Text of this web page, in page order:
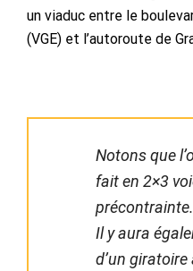
un viaduc entre le
(VGE) et l’autoroute de
Notons que
fait en 2×3
précontrainte.
Il y aura
d’un